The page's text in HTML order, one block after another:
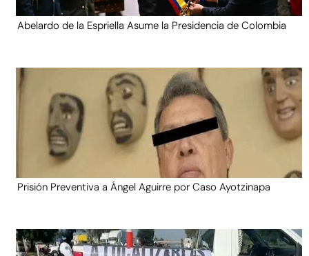
Abelardo de la Espriella Asume la Presidencia de Colombia
Prisión Preventiva a Ángel Aguirre por Caso Ayotzinapa